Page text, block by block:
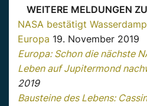
WEITERE MELDUNGEN
NASA bestätigt
Europa 19. November 2019
Europa: Schon die nächste
Leben auf Jupitermond
2019
Bausteine des Lebens: